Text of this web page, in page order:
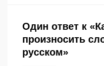
Один ответ к
произносить
русском»